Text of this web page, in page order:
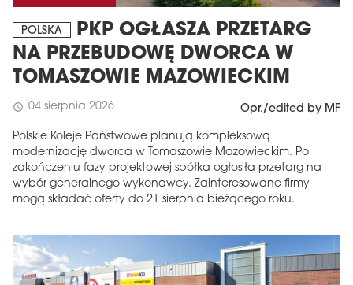
POLSKA
PKP OGŁASZA PRZETARG
NA PRZEBUDOWĘ DWORCA W
TOMASZOWIE MAZOWIECKIM
schedule 04 sierpnia 2026 Opr./edited by MF
Polskie Koleje Państwowe planują kompleksową
modernizację dworca w Tomaszowie Mazowieckim. Po
zakończeniu fazy projektowej spółka ogłosiła przetarg na
wybór generalnego wykonawcy. Zainteresowane firmy
mogą składać oferty do 21 sierpnia bieżącego roku.